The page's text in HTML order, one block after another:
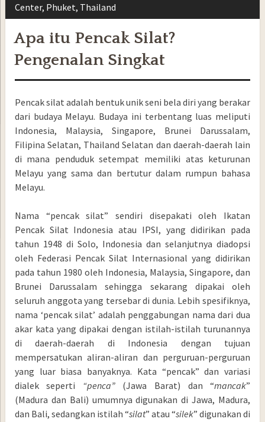
Center, Phuket, Thailand
Apa itu Pencak Silat?
Pengenalan Singkat
Pencak silat adalah bentuk unik seni bela diri yang berakar
dari budaya Melayu. Budaya ini terbentang luas meliputi
Indonesia, Malaysia, Singapore, Brunei Darussalam,
Filipina Selatan, Thailand Selatan dan daerah-daerah lain
di mana penduduk setempat memiliki atas keturunan
Melayu yang sama dan bertutur dalam rumpun bahasa
Melayu.
Nama “pencak silat” sendiri disepakati oleh Ikatan
Pencak Silat Indonesia atau IPSI, yang didirikan pada
tahun 1948 di Solo, Indonesia dan selanjutnya diadopsi
oleh Federasi Pencak Silat Internasional yang didirikan
pada tahun 1980 oleh Indonesia, Malaysia, Singapore, dan
Brunei Darussalam sehingga sekarang dipakai oleh
seluruh anggota yang tersebar di dunia. Lebih spesifiknya,
nama ‘pencak silat’ adalah penggabungan nama dari dua
akar kata yang dipakai dengan istilah-istilah turunannya
di daerah-daerah di Indonesia dengan tujuan
mempersatukan aliran-aliran dan perguruan-perguruan
yang luar biasa banyaknya. Kata “pencak” dan variasi
dialek seperti
“penca”(Jawa Barat) dan “mancak”
(Madura dan Bali) umumnya digunakan di Jawa, Madura,
dan Bali, sedangkan istilah “silat” atau “silek” digunakan di